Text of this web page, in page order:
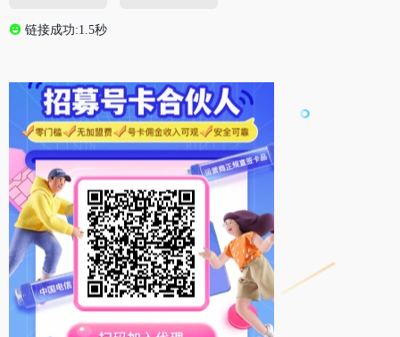
链接成功:1.5秒